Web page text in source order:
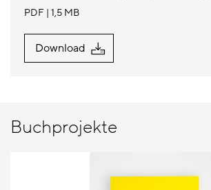
PDF 1,5 MB
Download
Buchprojekte